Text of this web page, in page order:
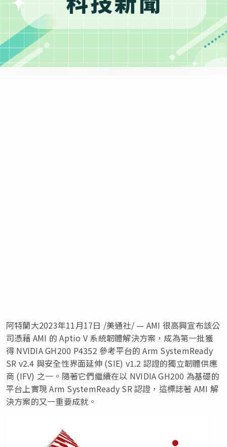
阿特蘭大2023年11月17日 /美通社/ — AMI 很高興宣布該公
司憑藉 AMI 的 Aptio V 系統韌體解決方案，成為第一批獲
得 NVIDIA GH200 P4352 參考平台的 Arm SystemReady
SR v2.4 與安全性界面延伸 (SIE) v1.2 認證的獨立韌體供應
商 (IFV) 之一。隨著它們繼續在以 NVIDIA GH200 為基礎的
平台上實現 Arm SystemReady SR 認證，這標誌著 AMI 解
決方案的又一重要成就。